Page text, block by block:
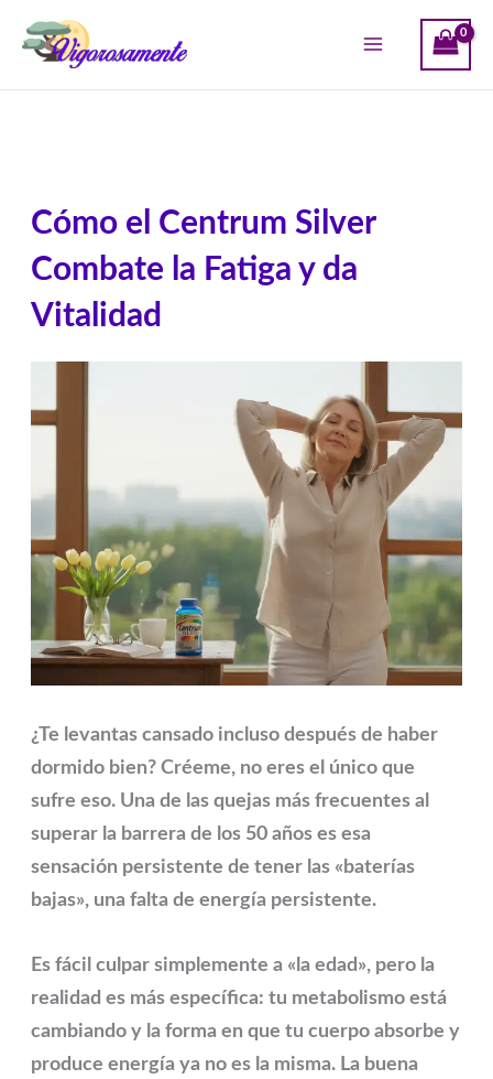
Cómo el Centrum Silver
Combate la Fatiga y da
Vitalidad
¿Te levantas cansado incluso después de haber
dormido bien? Créeme, no eres el único que
sufre eso. Una de las quejas más frecuentes al
superar la barrera de los 50 años es esa
sensación persistente de tener las «baterías
bajas», una falta de energía persistente.
Es fácil culpar simplemente a «la edad», pero la
realidad es más específica: tu metabolismo está
cambiando y la forma en que tu cuerpo absorbe y
produce energía ya no es la misma. La buena